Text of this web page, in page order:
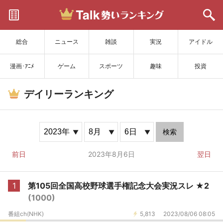
総合 ニュース 雑談 実況 アイドル
漫画･ｱﾆﾒ ゲーム スポーツ 趣味 投資
サイトを更新
デイリーランキング
検索
前日 2023年8月6日 翌日
1
第105回全国高校野球選手権記念大会実況スレ ★2
(1000)
5,813 2023/08/06 08:05
番組ch(NHK)